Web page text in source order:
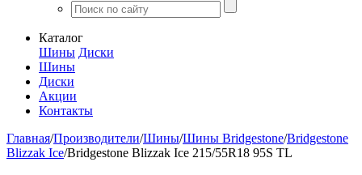
Каталог
Шины Диски
Шины
Диски
Акции
Контакты
Главная/Производители/Шины/Шины Bridgestone/Bridgestone
Blizzak Ice/Bridgestone Blizzak Ice 215/55R18 95S TL